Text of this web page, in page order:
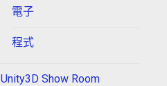
電子
程式
Unity3D Show Room